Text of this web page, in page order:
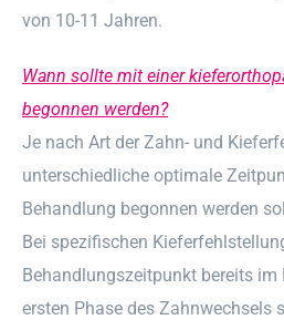
von 10-11 Jahren.
Wann sollte mit einer
begonnen werden?
Je nach Art der Zahn- und
unterschiedliche optimale
Behandlung begonnen werden
Bei spezifischen
Behandlungszeitpunkt bereits
ersten Phase des Zahnwechsels